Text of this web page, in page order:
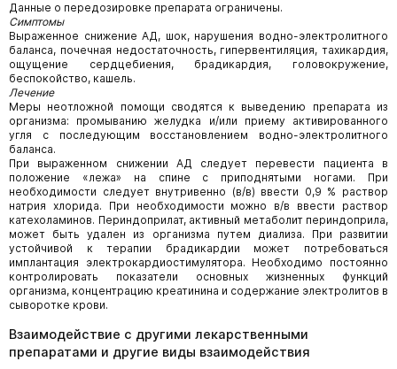
Данные о передозировке препарата ограничены.
Симптомы
Выраженное снижение АД, шок, нарушения водно-электролитного
баланса, почечная недостаточность, гипервентиляция, тахикардия,
ощущение сердцебиения, брадикардия, головокружение,
беспокойство, кашель.
Лечение
Меры неотложной помощи сводятся к выведению препарата из
организма: промыванию желудка и/или приему активированного
угля с последующим восстановлением водно-электролитного
баланса.
При выраженном снижении АД следует перевести пациента в
положение «лежа» на спине с приподнятыми ногами. При
необходимости следует внутривенно (в/в) ввести 0,9 % раствор
натрия хлорида. При необходимости можно в/в ввести раствор
катехоламинов. Периндоприлат, активный метаболит периндоприла,
может быть удален из организма путем диализа. При развитии
устойчивой к терапии брадикардии может потребоваться
имплантация электрокардиостимулятора. Необходимо постоянно
контролировать показатели основных жизненных функций
организма, концентрацию креатинина и содержание электролитов в
сыворотке крови.
Взаимодействие с другими лекарственными
препаратами и другие виды взаимодействия